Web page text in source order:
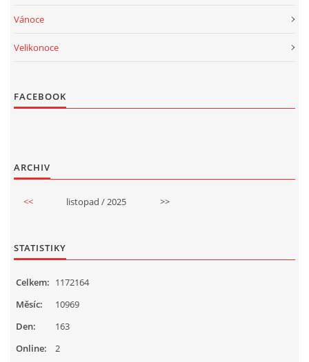
Vánoce
Velikonoce
FACEBOOK
ARCHIV
<< listopad / 2025 >>
STATISTIKY
Online: 2
Celkem: 1172164
Měsíc:
10969
Den:
163